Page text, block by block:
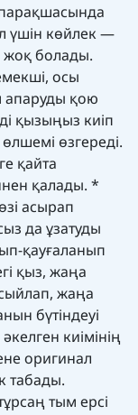
парақшасында
үшін көйлек —
жоқ болады.
осы
апаруды қою
қызыңыз киіп
өзгереді.
қайта
қалады. *
асырап
да ұзатуды
қауғаланып
қыз, жаңа
жаңа
бүтіндеуі
киімінің
оригинал
табады.
тым ерсі